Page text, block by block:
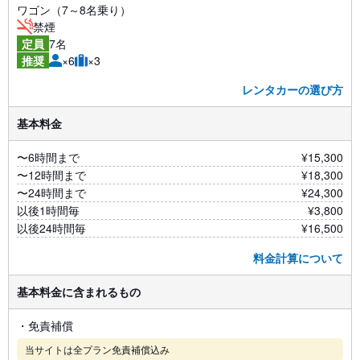
ワゴン（7～8名乗り）
禁煙
定員 7名
推奨
×6
×3
レンタカーの選び方
基本料金
〜6時間まで
¥15,300
〜12時間まで
¥18,300
〜24時間まで
¥24,300
以後1時間毎
¥3,800
以後24時間毎
¥16,500
料金計算について
基本料金に含まれるもの
・免責補償
当サイトは全プラン免責補償込み